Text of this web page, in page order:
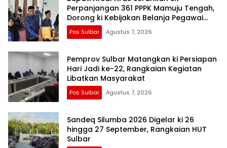
Perpanjangan 361 PPPK Mamuju Tengah,
Dorong ki Kebijakan Belanja Pegawai
Lebih Fleksibel
Pos Sulbar Agustus 7, 2026
Pemprov Sulbar Matangkan ki Persiapan
Hari Jadi ke-22, Rangkaian Kegiatan
Libatkan Masyarakat
Pos Sulbar Agustus 7, 2026
Sandeq Silumba 2026 Digelar ki 26
hingga 27 September, Rangkaian HUT
Sulbar